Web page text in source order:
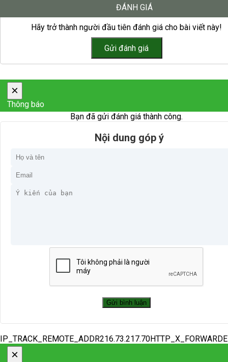
ĐÁNH GIÁ
Hãy trở thành người đầu tiên đánh giá cho bài viết này!
×
Thông báo
Bạn đã gửi đánh giá thành công.
Nội dung góp ý
×